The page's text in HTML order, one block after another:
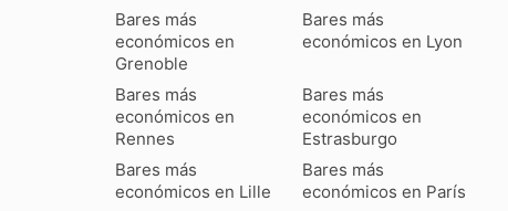
Bares más
económicos en
Grenoble
Bares más
económicos en Lyon
Bares más
económicos en
Rennes
Bares más
económicos en
Estrasburgo
Bares más
económicos en Lille
Bares más
económicos en París